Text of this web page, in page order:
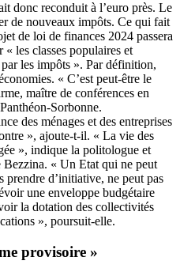
donc reconduit à l’euro près. Le
de nouveaux impôts. Ce qui fait
de loi de finances 2024 passera
les classes populaires et
les impôts ». Par définition,
« C’est peut-être le
maître de conférences en
Sorbonne.
des ménages et des entreprises
», ajoute-t-il. « La vie des
», indique la politologue et
« Un Etat qui ne peut
prendre d’initiative, ne peut pas
une enveloppe budgétaire
la dotation des collectivités
», poursuit-elle.
provisoire »